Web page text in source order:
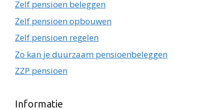
Zelf pensioen beleggen
Zelf pensioen opbouwen
Zelf pensioen regelen
Zo kan je duurzaam pensioenbeleggen
ZZP pensioen
Informatie